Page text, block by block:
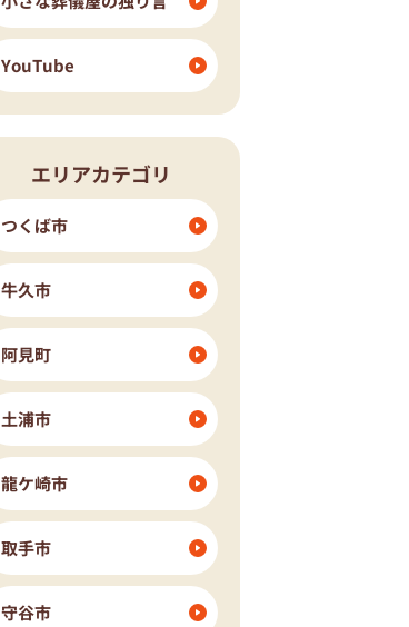
YouTube
エリアカテゴリ
つくば市
牛久市
阿見町
土浦市
龍ケ崎市
取手市
守谷市